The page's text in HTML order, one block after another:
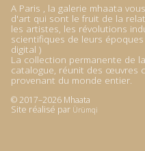
A Paris , la galerie mhaata
d'art qui sont le fruit de la
les artistes, les révolutions
scientifiques de leurs
digital )
La collection permanente de
catalogue, réunit des œuvres
provenant du monde entier.
© 2017–2026 Mhaata
Site réalisé par Ürümqi